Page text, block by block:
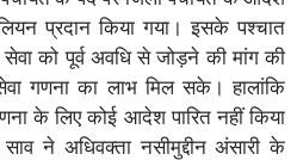
प्रदान किया गया। इसके पश्चात
को पूर्व अवधि से जोड़ने की मांग की
गणना का लाभ मिल सके। हालांकि
गणना के लिए कोई आदेश पारित नहीं किया
ने अधिवक्ता नसीमुद्दीन अंसारी के